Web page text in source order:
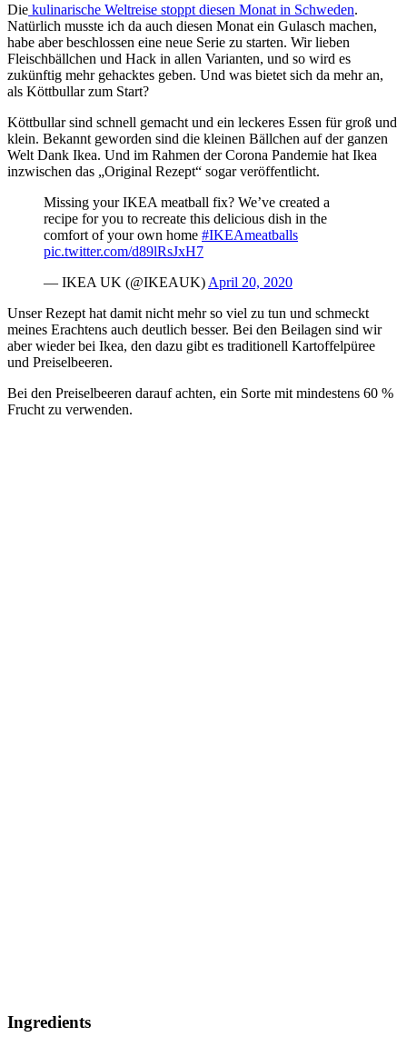
Die kulinarische Weltreise stoppt diesen Monat in Schweden.
Natürlich musste ich da auch diesen Monat ein Gulasch machen,
habe aber beschlossen eine neue Serie zu starten. Wir lieben
Fleischbällchen und Hack in allen Varianten, und so wird es
zukünftig mehr gehacktes geben. Und was bietet sich da mehr an,
als Köttbullar zum Start?
Köttbullar sind schnell gemacht und ein leckeres Essen für groß und
klein. Bekannt geworden sind die kleinen Bällchen auf der ganzen
Welt Dank Ikea. Und im Rahmen der Corona Pandemie hat Ikea
inzwischen das „Original Rezept“ sogar veröffentlicht.
Missing your IKEA meatball fix? We’ve created a
recipe for you to recreate this delicious dish in the
comfort of your own home #IKEAmeatballs
pic.twitter.com/d89lRsJxH7
— IKEA UK (@IKEAUK) April 20, 2020
Unser Rezept hat damit nicht mehr so viel zu tun und schmeckt
meines Erachtens auch deutlich besser. Bei den Beilagen sind wir
aber wieder bei Ikea, den dazu gibt es traditionell Kartoffelpüree
und Preiselbeeren.
Bei den Preiselbeeren darauf achten, ein Sorte mit mindestens 60 %
Frucht zu verwenden.
Ingredients